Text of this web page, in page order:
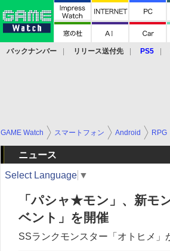
バックナンバー リリース送付先 PS5
GAME Watch スマートフォン Android RPG
ニュース
Select Language ▼
「パシャ★モン」、新モ
ベント」を開催
SSランクモンスター「オトヒメ」